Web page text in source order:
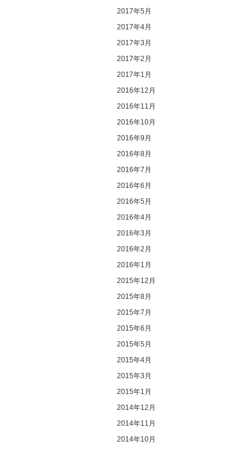
2017年5月
2017年4月
2017年3月
2017年2月
2017年1月
2016年12月
2016年11月
2016年10月
2016年9月
2016年8月
2016年7月
2016年6月
2016年5月
2016年4月
2016年3月
2016年2月
2016年1月
2015年12月
2015年8月
2015年7月
2015年6月
2015年5月
2015年4月
2015年3月
2015年1月
2014年12月
2014年11月
2014年10月